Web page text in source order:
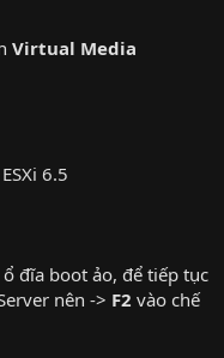
Virtual Media
6.5
đĩa boot ảo, để tiếp tục
nên -> F2 vào chế